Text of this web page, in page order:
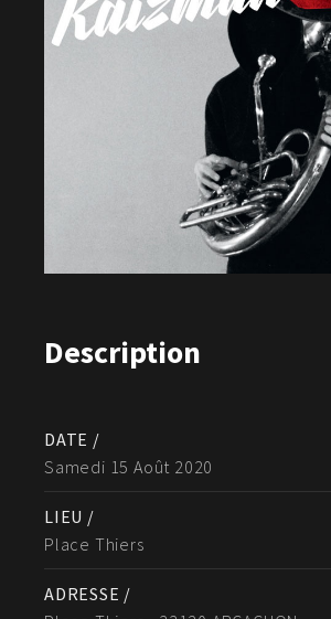
Description
DATE /
Samedi 15 Août 2020
LIEU /
Place Thiers
ADRESSE /